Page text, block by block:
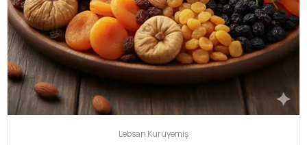
Lebsan Kuruyemiş